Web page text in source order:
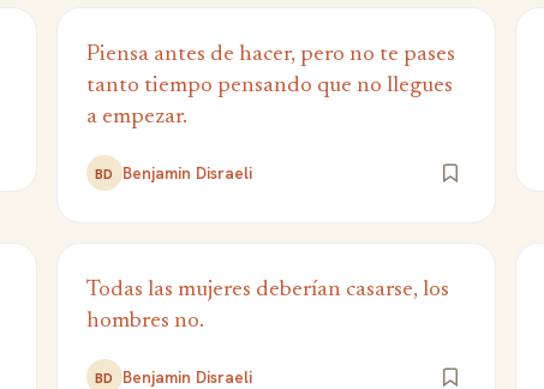
Piensa antes de hacer, pero no te pases
tanto tiempo pensando que no llegues
a empezar.
BD Benjamin Disraeli
Todas las mujeres deberían casarse, los
hombres no.
BD Benjamin Disraeli